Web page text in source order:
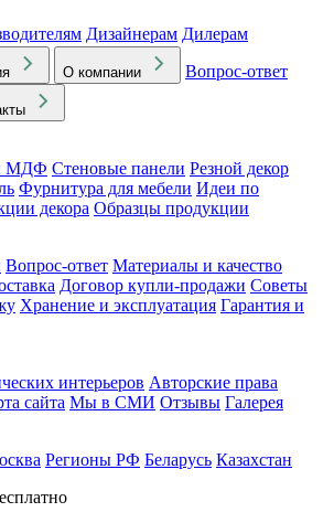
Дизайнерам Дилерам
О компании
Вопрос-ответ
и МДФ Стеновые панели Резной декор
Фурнитура для мебели Идеи по
декора Образцы продукции
Вопрос-ответ Материалы и качество
Договор купли-продажи Советы
Хранение и эксплуатация Гарантия и
интерьеров Авторские права
сайта Мы в СМИ Отзывы Галерея
Регионы РФ Беларусь Казахстан